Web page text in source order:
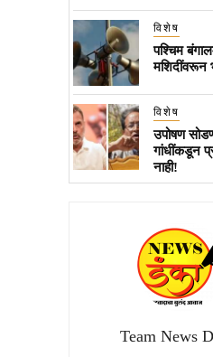
विशेष
पश्चिम
मशिदींवरून
विशेष
उपोषण
गांधींकडून
नाही!
Team News